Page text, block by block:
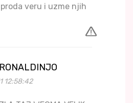
veru i uzme njih
12:58:42